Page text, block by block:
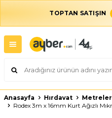
TOPTAN SATIŞIN
Anasayfa Hırdavat
Metreler
Rodex 3m x 16mm Kurt Ağızlı